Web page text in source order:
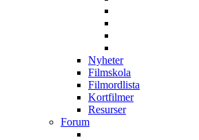
Nyheter
Filmskola
Filmordlista
Kortfilmer
Resurser
Forum